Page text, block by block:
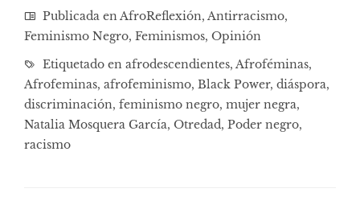
Publicada enAfroReflexión, Antirracismo,
Feminismo Negro, Feminismos, Opinión
Etiquetado en afrodescendientes, Afroféminas,
Afrofeminas, afrofeminismo, Black Power, diáspora,
discriminación, feminismo negro, mujer negra,
Natalia Mosquera García, Otredad, Poder negro,
racismo